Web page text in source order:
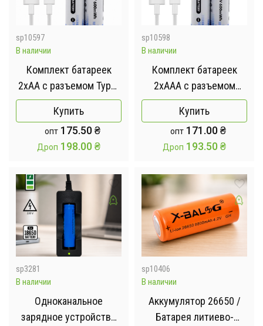
sp10597
В наличии
Комплект батареек
2хAA с разъемом Type-
C на 1.5V/3500mWh
Купить
опт 175.50₴
Дроп 198.00₴
sp10598
В наличии
Комплект батареек
2хААА с разъемом
Type-C на
1.5V/1350mWh
Купить
опт 171.00₴
Дроп 193.50₴
sp3281
В наличии
Одноканальное
зарядное устройство
sp10406
В наличии
Аккумулятор 26650 /
Батарея литиево-